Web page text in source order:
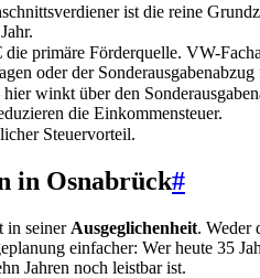
ist die reine
die primäre Förderquelle. VW-
oder der
winkt über den
die Einkommensteuer.
Steuervorteil.
in Osnabrück#
in seiner Ausgeglichenheit. Weder
einfacher: Wer heute 35
Jahren noch leistbar ist.